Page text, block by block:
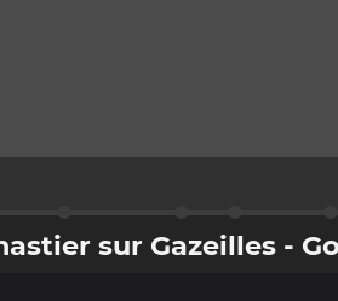
sur Gazeilles -